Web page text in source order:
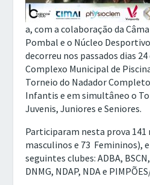
a, com a colaboração da
Pombal e o Núcleo
decorreu nos passados dias
Complexo Municipal de
Torneio do Nadador
Infantis e em simultâneo o
Juvenis, Juniores e Seniores.
Participaram nesta prova 141
masculinos e 73 Femininos),
seguintes clubes: ADBA,
DNMG, NDAP, NDA e